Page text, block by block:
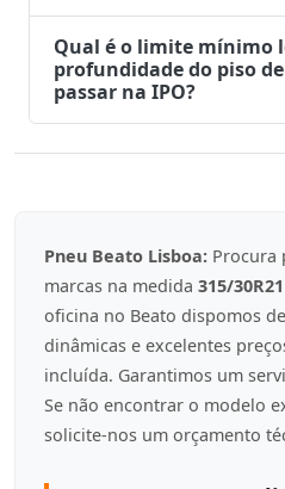
Qual é o limite mínimo
profundidade do piso
passar na IPO?
Pneu Beato Lisboa: Procura
marcas na medida 315/30R21
oficina no Beato dispomos
dinâmicas e excelentes
incluída. Garantimos um
Se não encontrar o modelo
solicite-nos um orçamento